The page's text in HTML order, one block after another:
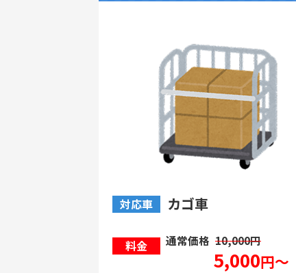
対応車 カゴ車
料金 通常価格 10,000円
5,000円～